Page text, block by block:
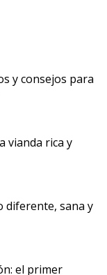
y consejos para
vianda rica y
diferente, sana y
el primer